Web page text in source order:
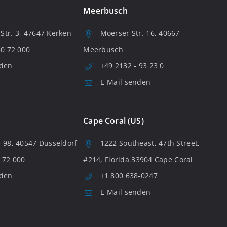
3, 47647 Kerken
72 000
Meerbusch
Moerser Str. 16, 40667
Meerbusch
+49 2132 - 93 23 0
E-Mail senden
98, 40547 Düsseldorf
000
Cape Coral (US)
1222 Southeast, 47th Street,
#214, Florida 33904 Cape Coral
+1 800 638-0247
E-Mail senden